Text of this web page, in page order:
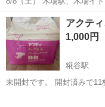
2026年モデル 人気の
販売価格6990円 メンズ サ
東京 江東区 木場駅
アクテ
1,000円
糀谷駅
未開封です。 開封済みで11